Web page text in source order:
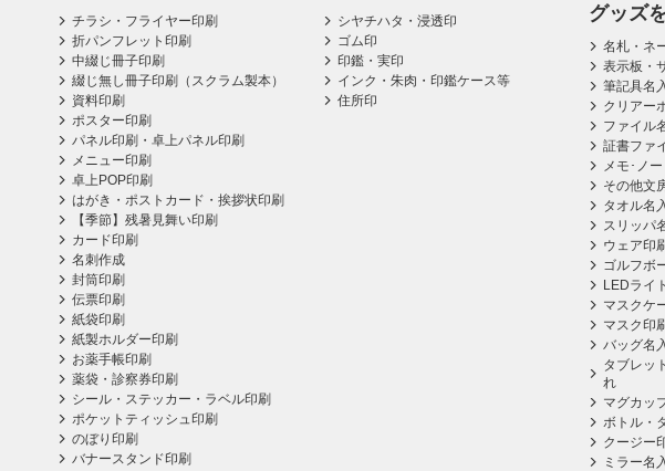
チラシ・フライヤー印刷
折パンフレット印刷
中綴じ冊子印刷
綴じ無し冊子印刷（スクラム製本）
資料印刷
ポスター印刷
パネル印刷・卓上パネル印刷
メニュー印刷
卓上POP印刷
はがき・ポストカード・挨拶状印刷
【季節】残暑見舞い印刷
カード印刷
名刺作成
封筒印刷
伝票印刷
紙袋印刷
紙製ホルダー印刷
お薬手帳印刷
薬袋・診察券印刷
シール・ステッカー・ラベル印刷
ポケットティッシュ印刷
のぼり印刷
バナースタンド印刷
シヤチハタ・浸透印
ゴム印
印鑑・実印
インク・朱肉・印鑑ケース等
住所印
グッズ
名札・ネ
表示板・
筆記具名
クリアー
ファイル
証書ファ
メモ･ノ
その他文
タオル名
スリッパ
ウェア印
ゴルフボ
LEDライ
マスクケ
マスク印
バッグ名
タブレッ
れ
マグカッ
ボトル・
クージー
ミラー名